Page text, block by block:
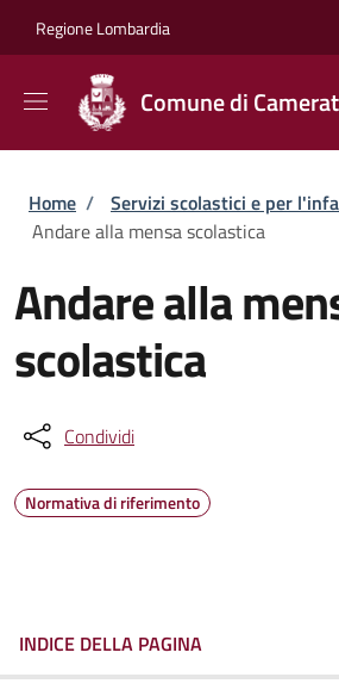
Regione Lombardia
Comune di
Briciole di pane
Home / Servizi scolastici e per
Andare alla mensa scolastica
Andare alla
scolastica
Condividi
Normativa di riferimento
INDICE DELLA PAGINA